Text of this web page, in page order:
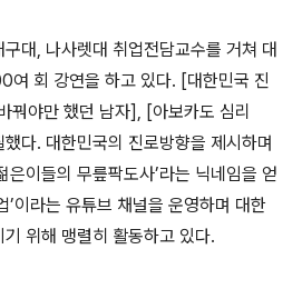
대 , 나사렛대 취업전담교수를 거쳐 대
여 회 강연을 하고 있다. [대한민국 진
꿔야만 했던 남자], [아보카도 심리
했다. 대한민국의 진로방향을 제시하며
은이들의 무릎팍도사’라는 닉네임을 얻
’이라는 유튜브 채널을 운영하며 대한
위해 맹렬히 활동하고 있다.